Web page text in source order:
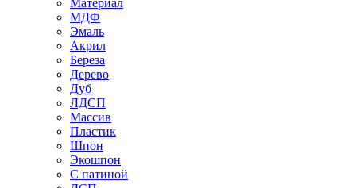
Материал
МДФ
Эмаль
Акрил
Береза
Дерево
Дуб
ЛДСП
Массив
Пластик
Шпон
Экошпон
С патиной